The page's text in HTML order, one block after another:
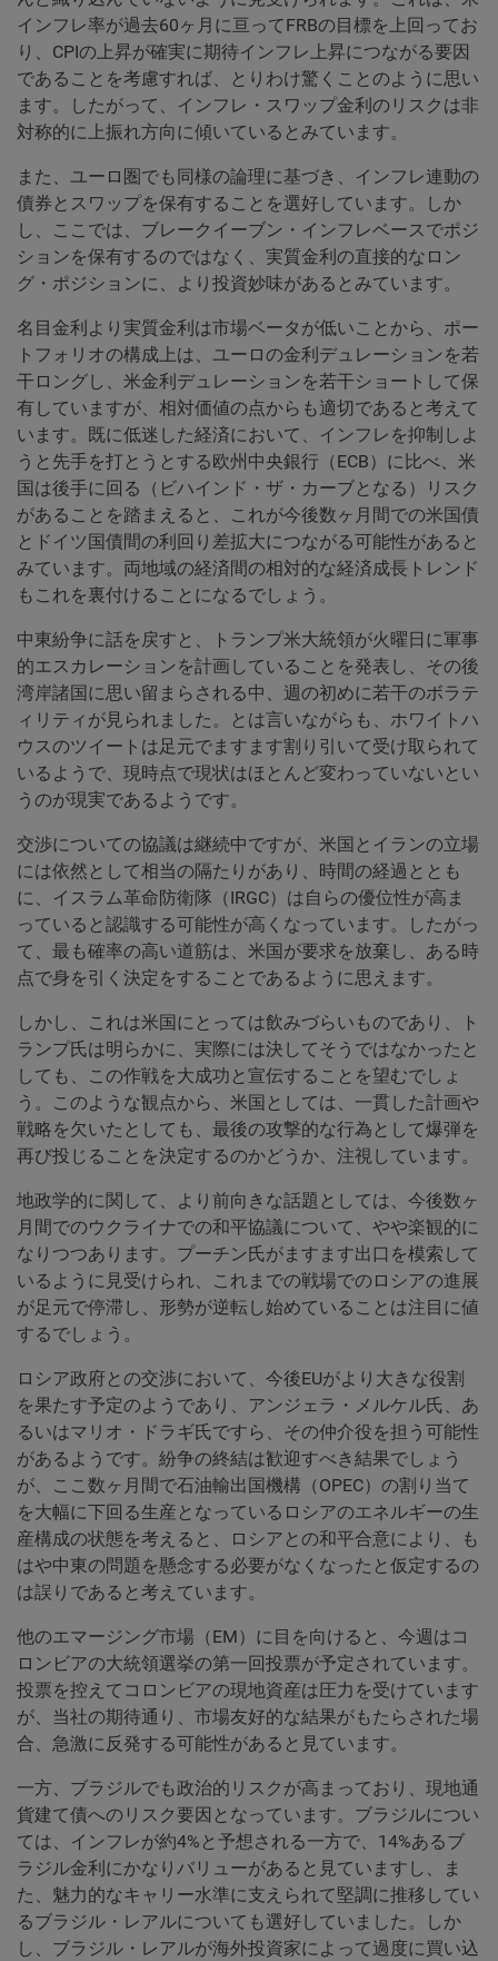
インフレ率が過去60ヶ月に亘ってFRBの目標を上回ってお
り、CPIの上昇が確実に期待インフレ上昇につながる要因
であることを考慮すれば、とりわけ驚くことのように思い
ます。したがって、インフレ・スワップ金利のリスクは非
対称的に上振れ方向に傾いているとみています。
また、ユーロ圏でも同様の論理に基づき、インフレ連動の
債券とスワップを保有することを選好しています。しか
し、ここでは、ブレークイーブン・インフレベースでポジ
ションを保有するのではなく、実質金利の直接的なロン
グ・ポジションに、より投資妙味があるとみています。
名目金利より実質金利は市場ベータが低いことから、ポー
トフォリオの構成上は、ユーロの金利デュレーションを若
干ロングし、米金利デュレーションを若干ショートして保
有していますが、相対価値の点からも適切であると考えて
います。既に低迷した経済において、インフレを抑制しよ
うと先手を打とうとする欧州中央銀行（ECB）に比べ、米
国は後手に回る（ビハインド・ザ・カーブとなる）リスク
があることを踏まえると、これが今後数ヶ月間での米国債
とドイツ国債間の利回り差拡大につながる可能性があると
みています。両地域の経済間の相対的な経済成長トレンド
もこれを裏付けることになるでしょう。
中東紛争に話を戻すと、トランプ米大統領が火曜日に軍事
的エスカレーションを計画していることを発表し、その後
湾岸諸国に思い留まらされる中、週の初めに若干のボラテ
ィリティが見られました。とは言いながらも、ホワイトハ
ウスのツイートは足元でますます割り引いて受け取られて
いるようで、現時点で現状はほとんど変わっていないとい
うのが現実であるようです。
交渉についての協議は継続中ですが、米国とイランの立場
には依然として相当の隔たりがあり、時間の経過ととも
に、イスラム革命防衛隊（IRGC）は自らの優位性が高ま
っていると認識する可能性が高くなっています。したがっ
て、最も確率の高い道筋は、米国が要求を放棄し、ある時
点で身を引く決定をすることであるように思えます。
しかし、これは米国にとっては飲みづらいものであり、ト
ランプ氏は明らかに、実際には決してそうではなかったと
しても、この作戦を大成功と宣伝することを望むでしょ
う。このような観点から、米国としては、一貫した計画や
戦略を欠いたとしても、最後の攻撃的な行為として爆弾を
再び投じることを決定するのかどうか、注視しています。
地政学的に関して、より前向きな話題としては、今後数ヶ
月間でのウクライナでの和平協議について、やや楽観的に
なりつつあります。プーチン氏がますます出口を模索して
いるように見受けられ、これまでの戦場でのロシアの進展
が足元で停滞し、形勢が逆転し始めていることは注目に値
するでしょう。
ロシア政府との交渉において、今後EUがより大きな役割
を果たす予定のようであり、アンジェラ・メルケル氏、あ
るいはマリオ・ドラギ氏ですら、その仲介役を担う可能性
があるようです。紛争の終結は歓迎すべき結果でしょう
が、ここ数ヶ月間で石油輸出国機構（OPEC）の割り当て
を大幅に下回る生産となっているロシアのエネルギーの生
産構成の状態を考えると、ロシアとの和平合意により、も
はや中東の問題を懸念する必要がなくなったと仮定するの
は誤りであると考えています。
他のエマージング市場（EM）に目を向けると、今週はコ
ロンビアの大統領選挙の第一回投票が予定されています。
投票を控えてコロンビアの現地資産は圧力を受けています
が、当社の期待通り、市場友好的な結果がもたらされた場
合、急激に反発する可能性があると見ています。
一方、ブラジルでも政治的リスクが高まっており、現地通
貨建て債へのリスク要因となっています。ブラジルについ
ては、インフレが約4%と予想される一方で、14%あるブ
ラジル金利にかなりバリューがあると見ていますし、ま
た、魅力的なキャリー水準に支えられて堅調に推移してい
るブラジル・レアルについても選好していました。しか
し、ブラジル・レアルが海外投資家によって過度に買い込